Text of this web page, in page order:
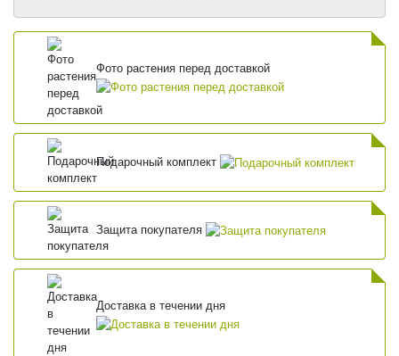
Фото растения перед доставкой
Подарочный комплект
Защита покупателя
Доставка в течении дня